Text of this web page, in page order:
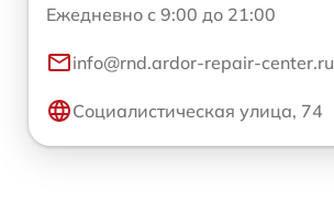
Ежедневно с 9:00 до 21:00
info@rnd.ardor-repair-center.ru
Социалистическая улица, 74